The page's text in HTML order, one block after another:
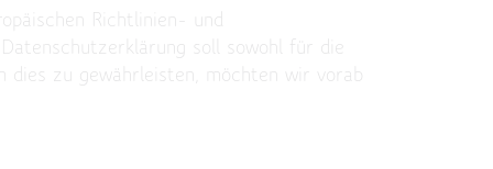
Richtlinien- und
soll sowohl für die
zu gewährleisten, möchten wir vorab